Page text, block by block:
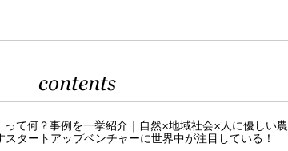
contents
て何？事例を一挙紹介｜自然×地域社会×人に優しい農
タートアップベンチャーに世界中が注目している！